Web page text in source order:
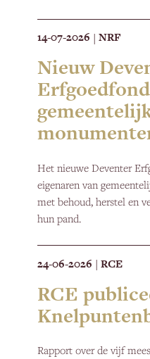
14-07-2026 | NRF
Nieuw
Het nieuwe Deventer
eigenaren van
met behoud, herstel en
hun pand.
24-06-2026 | RCE
RCE
Rapport over de vijf